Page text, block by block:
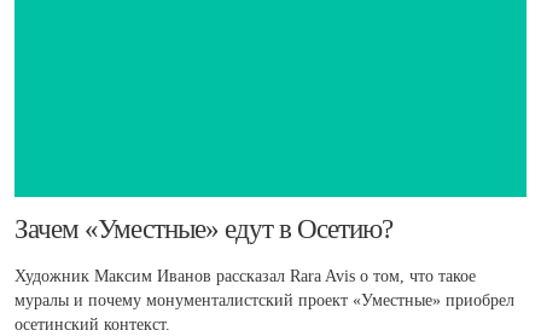
​Зачем «Уместные» едут в Осетию?
Художник Максим Иванов рассказал Rara Avis о том, что такое
муралы и почему монументалистский проект «Уместные» приобрел
осетинский контекст.